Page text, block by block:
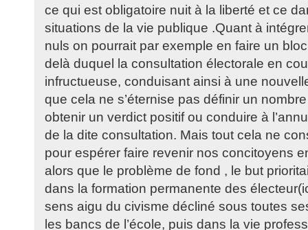
ce qui est obligatoire nuit à la liberté et ce
situations de la vie publique .Quant à
nuls on pourrait par exemple en faire un
delà duquel la consultation électorale en
infructueuse, conduisant ainsi à une
que cela ne s’éternise pas définir un
obtenir un verdict positif ou conduire à
de la dite consultation. Mais tout cela ne
pour espérer faire revenir nos concitoyens
alors que le problème de fond , le but
dans la formation permanente des
sens aigu du civisme décliné sous toutes
les bancs de l’école, puis dans la vie